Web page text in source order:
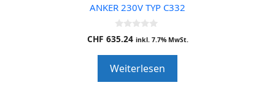
ANKER 230V TYP C332
0
o
o
f
5
CHF 635.24 inkl. 7.7% MwSt.
Weiterlesen